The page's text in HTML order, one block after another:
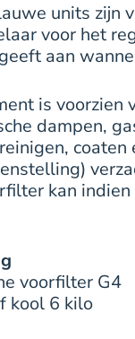
units zijn
voor het
aan
is voorzien
dampen,
kan
voorfilter G4
kool 6 kilo